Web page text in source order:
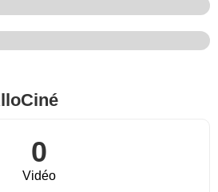
0
Vidéo